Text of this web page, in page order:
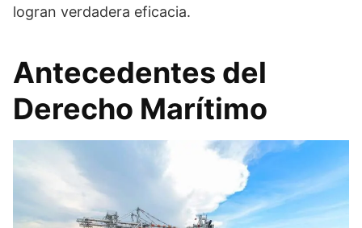
logran verdadera eficacia.
Antecedentes del
Derecho Marítimo